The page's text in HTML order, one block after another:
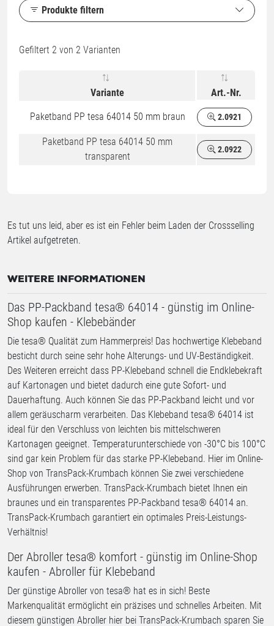
Produkte filtern
Gefiltert 2 von 2 Varianten
Variante Art.-Nr.
Paketband PP tesa 64014 50 mm braun 2.0921
Paketband PP tesa 64014 50 mm
transparent
2.0922
Es tut uns leid, aber es ist ein Fehler beim Laden der Crossselling
Artikel aufgetreten.
WEITERE INFORMATIONEN
Das PP-Packband tesa® 64014 - günstig im Online-
Shop kaufen - Klebebänder
Die tesa® Qualität zum Hammerpreis! Das hochwertige Klebeband
besticht durch seine sehr hohe Alterungs- und UV-Beständigkeit.
Des Weiteren erreicht dass PP-Klebeband schnell die Endklebekraft
auf Kartonagen und bietet dadurch eine gute Sofort- und
Dauerhaftung. Auch können Sie das PP-Packband leicht und vor
allem geräuscharm verarbeiten. Das Klebeband tesa® 64014 ist
ideal für den Verschluss von leichten bis mittelschweren
Kartonagen geeignet. Temperaturunterschiede von -30°C bis 100°C
sind gar kein Problem für das starke PP-Klebeband. Hier im Online-
Shop von TransPack-Krumbach können Sie zwei verschiedene
Ausführungen erwerben. TransPack-Krumbach bietet Ihnen ein
braunes und ein transparentes PP-Packband tesa® 64014 an.
TransPack-Krumbach garantiert ein optimales Preis-Leistungs-
Verhältnis!
Der Abroller tesa® komfort - günstig im Online-Shop
kaufen - Abroller für Klebeband
Der günstige Abroller von tesa® hat es in sich! Beste
Markenqualität ermöglicht ein präzises und schnelles Arbeiten. Mit
diesem günstigen Abroller hier bei TransPack-Krumbach sparen Sie